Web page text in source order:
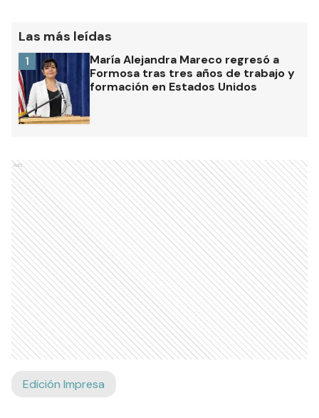
Las más leídas
María Alejandra Mareco regresó a
Formosa tras tres años de trabajo y
formación en Estados Unidos
1
Ads
Edición Impresa